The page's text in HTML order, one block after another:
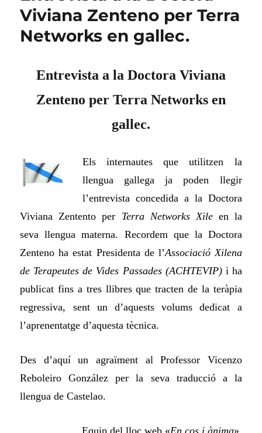
Viviana Zenteno per Terra
Networks en gallec.
Entrevista a la Doctora Viviana
Zenteno per Terra Networks en
gallec.
Els internautes que utilitzen la
llengua gallega ja poden llegir
l’entrevista concedida a la Doctora
Viviana Zentento per Terra NetworksXile en la
seva llengua materna. Recordem que la Doctora
Zenteno haestat Presidenta de l’Associació Xilena
de Terapeutes de Vides Passades (ACHTEVIP)i ha
publicat fins a tres llibres que tracten de la teràpia
regressiva, sent un d’aquests volums dedicat a
l’aprenentatge d’aquesta tècnica.
Des d’aquí un agraïment al Professor Vicenzo
Reboleiro González per la seva traducció a la
llengua de Castelao.